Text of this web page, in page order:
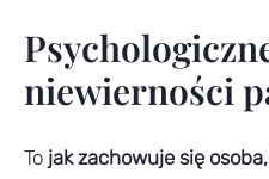
niewierności
To jak zachowuje się